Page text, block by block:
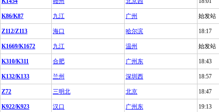
K86/K87 九江 广州 始发站
Z112/Z113 海口 哈尔滨 18:17
K1669/K1672 九江 温州 始发站
K310/K311 合肥 广州东 18:43
K132/K133 兰州 深圳西 18:57
Z72 三明北 北京 18:47
K922/K923 汉口 广州东 19:13